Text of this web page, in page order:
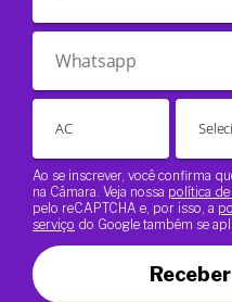
Ao se inscrever, você confirma
na Câmara. Veja nossa política
pelo reCAPTCHA e, por isso, a
serviço do Google também se